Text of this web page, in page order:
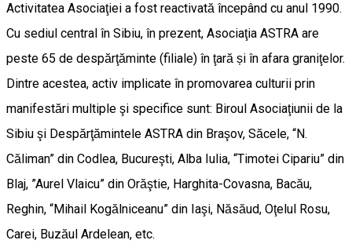
Activitatea Asociaţiei a fost reactivată începând cu anul 1990.
Cu sediul central în Sibiu, în prezent, Asociaţia ASTRA are
peste 65 de despărţăminte (filiale) în ţară și în afara graniţelor.
Dintre acestea, activ implicate în promovarea culturii prin
manifestări multiple şi specifice sunt: Biroul Asociaţiunii de la
Sibiu şi Despărţămintele ASTRA din Braşov, Săcele, “N.
Căliman” din Codlea, Bucureşti, Alba Iulia, “Timotei Cipariu” din
Blaj, ”Aurel Vlaicu” din Orăştie, Harghita-Covasna, Bacău,
Reghin, “Mihail Kogălniceanu” din Iaşi, Năsăud, Oţelul Rosu,
Carei, Buzăul Ardelean, etc.